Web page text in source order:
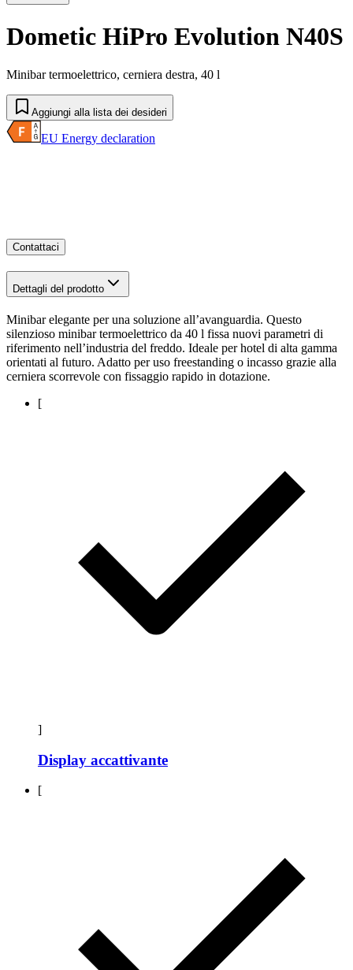
Dometic HiPro Evolution N40S
Minibar termoelettrico, cerniera destra, 40 l
Aggiungi alla lista dei desideri
EU Energy declaration
Contattaci
Dettagli del prodotto
Minibar elegante per una soluzione all’avanguardia. Questo
silenzioso minibar termoelettrico da 40 l fissa nuovi parametri di
riferimento nell’industria del freddo. Ideale per hotel di alta gamma
orientati al futuro. Adatto per uso freestanding o incasso grazie alla
cerniera scorrevole con fissaggio rapido in dotazione.
[
]
Display accattivante
[